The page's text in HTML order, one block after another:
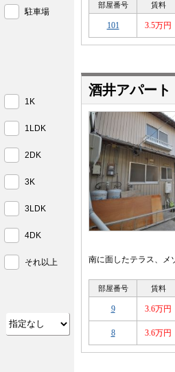
部屋番号 賃料
101 3.5万円
酒井アパート
南に面したテラス、メ
部屋番号 賃料
9 3.6万円
8 3.6万円
駐車場
1K
1LDK
2DK
3K
3LDK
4DK
それ以上